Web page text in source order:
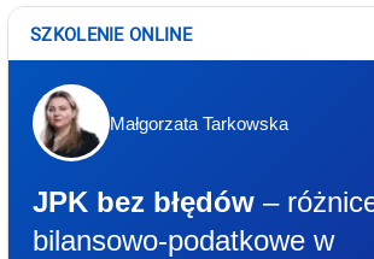
SZKOLENIE ONLINE
Małgorzata Tarkowska
JPK bez błędów –
bilansowo-podatkowe w